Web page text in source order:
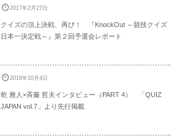
2017年2月27日
クイズの頂上決戦、再び！ 『KnockOut ～競技クイズ
日本一決定戦～』第２回予選会レポート
2016年10月4日
乾 雅人×斉藤 哲夫インタビュー（PART 4） 「QUIZ
JAPAN vol.7」より先行掲載